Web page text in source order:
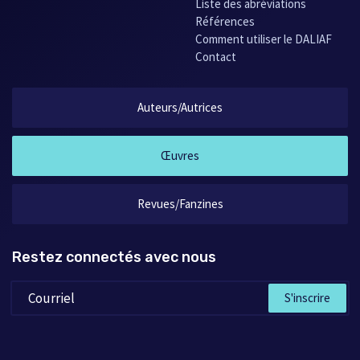
selon laquelle l’écrivain écrit parfois des choses qui le
dépassent, qui lui sont dictées inconsciemment par le
contexte social ou politique sans qu’il en saisisse la véritable
un bon nombre de théoriciens. Cependant, elle donne à la
littérature – et à l’art en général – une dimension qui
transcende la condition humaine empêtrée dans le temps.
aussi la clef de cette nouvelle, comme le souligne, signe
supplémentaire, son titre même. « Le temps ne serait-il
qu'une maladie de notre cerveau trop infirme et borné pour
pouvoir saisir le monde sans le découper en tranches
L’écriture sans affectation de Claude Mathieu, l’efficacité de
précurseur du fantastique pratiqué par Gaétan Brulotte si ce
dernier n’y ajoutait ce sens de l’absurde qu’on ne trouve pas
Liste des abréviations
Références
Comment utiliser le DALIAF
Contact
Auteurs/Autrices
Œuvres
Revues/Fanzines
Restez connectés avec nous
S'inscrire